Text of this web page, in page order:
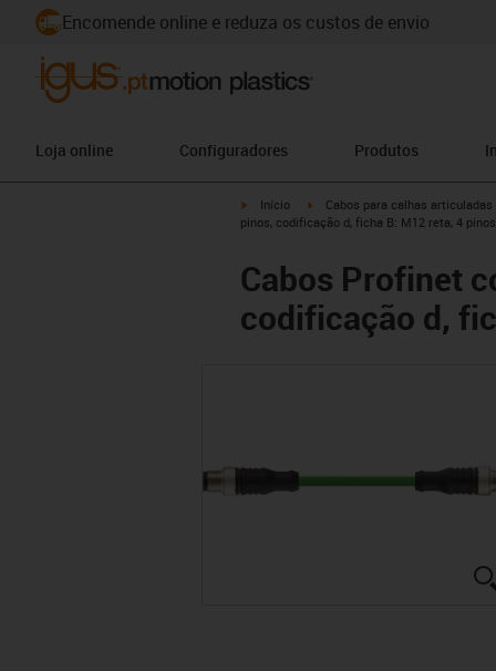
Encomende online e reduza os custos de envio
Loja online Configuradores Produtos
igus-icon-arrow-right
Início igus-icon-arrow-right
Cabos para calhas articuladas
pinos, codificação d, ficha B: M12 reta, 4
Cabos Profinet
codificação d,